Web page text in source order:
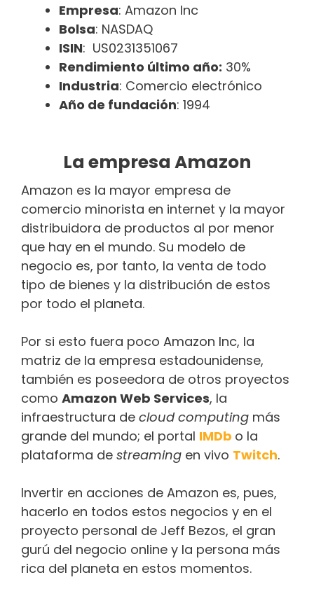
Empresa: Amazon Inc
Bolsa: NASDAQ
ISIN: US0231351067
Rendimiento último año: 30%
Industria: Comercio electrónico
Año de fundación: 1994
La empresa Amazon
Amazon es la mayor empresa de
comercio minorista en internet y la mayor
distribuidora de productos al por menor
que hay en el mundo. Su modelo de
negocio es, por tanto, la venta de todo
tipo de bienes y la distribución de estos
por todo el planeta.
Por si esto fuera poco Amazon Inc, la
matriz de la empresa estadounidense,
también es poseedora de otros proyectos
como Amazon Web Services, la
infraestructura de cloud computing más
grande del mundo; el portal IMDb o la
plataforma de streaming en vivo Twitch.
Invertir en acciones de Amazon es, pues,
hacerlo en todos estos negocios y en el
proyecto personal de Jeff Bezos, el gran
gurú del negocio online y la persona más
rica del planeta en estos momentos.